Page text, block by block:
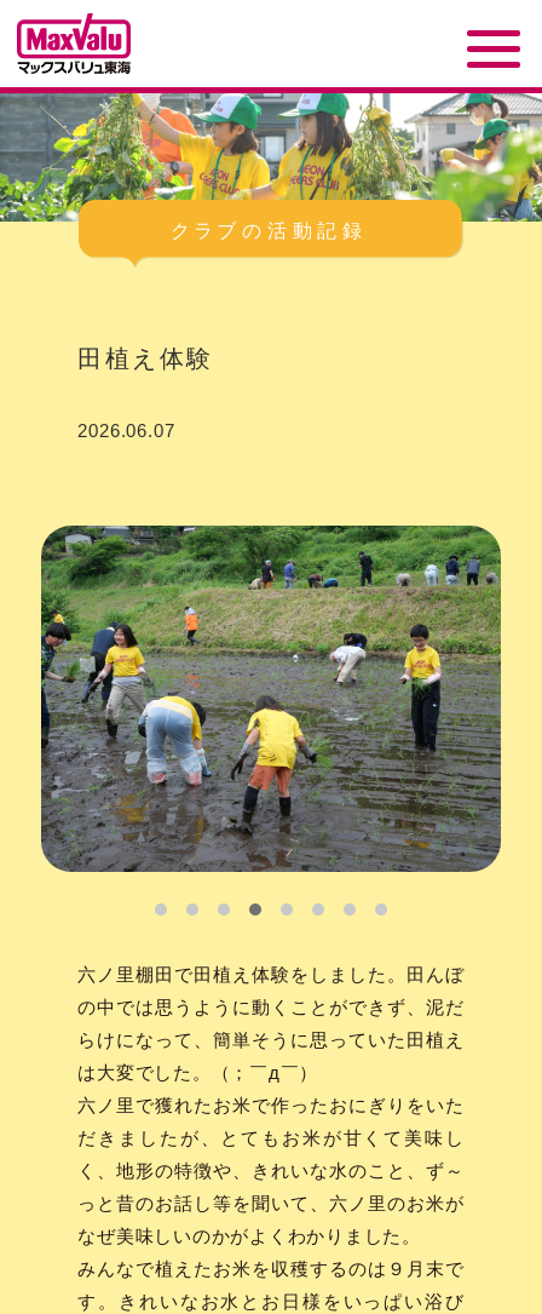
田植え体験
2026.06.07
六ノ里棚田で田植え体験をしました。田んぼ
の中では思うように動くことができず、泥だ
らけになって、簡単そうに思っていた田植え
は大変でした。（；￣д￣）
六ノ里で獲れたお米で作ったおにぎりをいた
だきましたが、とてもお米が甘くて美味し
く、地形の特徴や、きれいな水のこと、ず～
っと昔のお話し等を聞いて、六ノ里のお米が
なぜ美味しいのかがよくわかりました。
みんなで植えたお米を収穫するのは９月末で
す。きれいなお水とお日様をいっぱい浴び